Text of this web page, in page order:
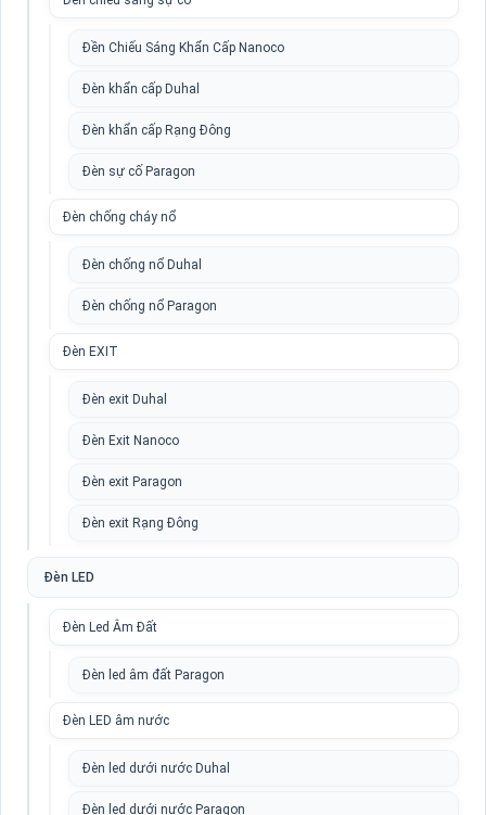
Đền Chiếu Sáng Khẩn Cấp Nanoco
Đèn khẩn cấp Duhal
Đèn khẩn cấp Rạng Đông
Đèn sự cố Paragon
Đèn chống cháy nổ
Đèn chống nổ Duhal
Đèn chống nổ Paragon
Đèn EXIT
Đèn exit Duhal
Đèn Exit Nanoco
Đèn exit Paragon
Đèn exit Rạng Đông
Đèn LED
Đèn Led Âm Đất
Đèn led âm đất Paragon
Đèn LED âm nước
Đèn led dưới nước Duhal
Đèn led dưới nước Paragon